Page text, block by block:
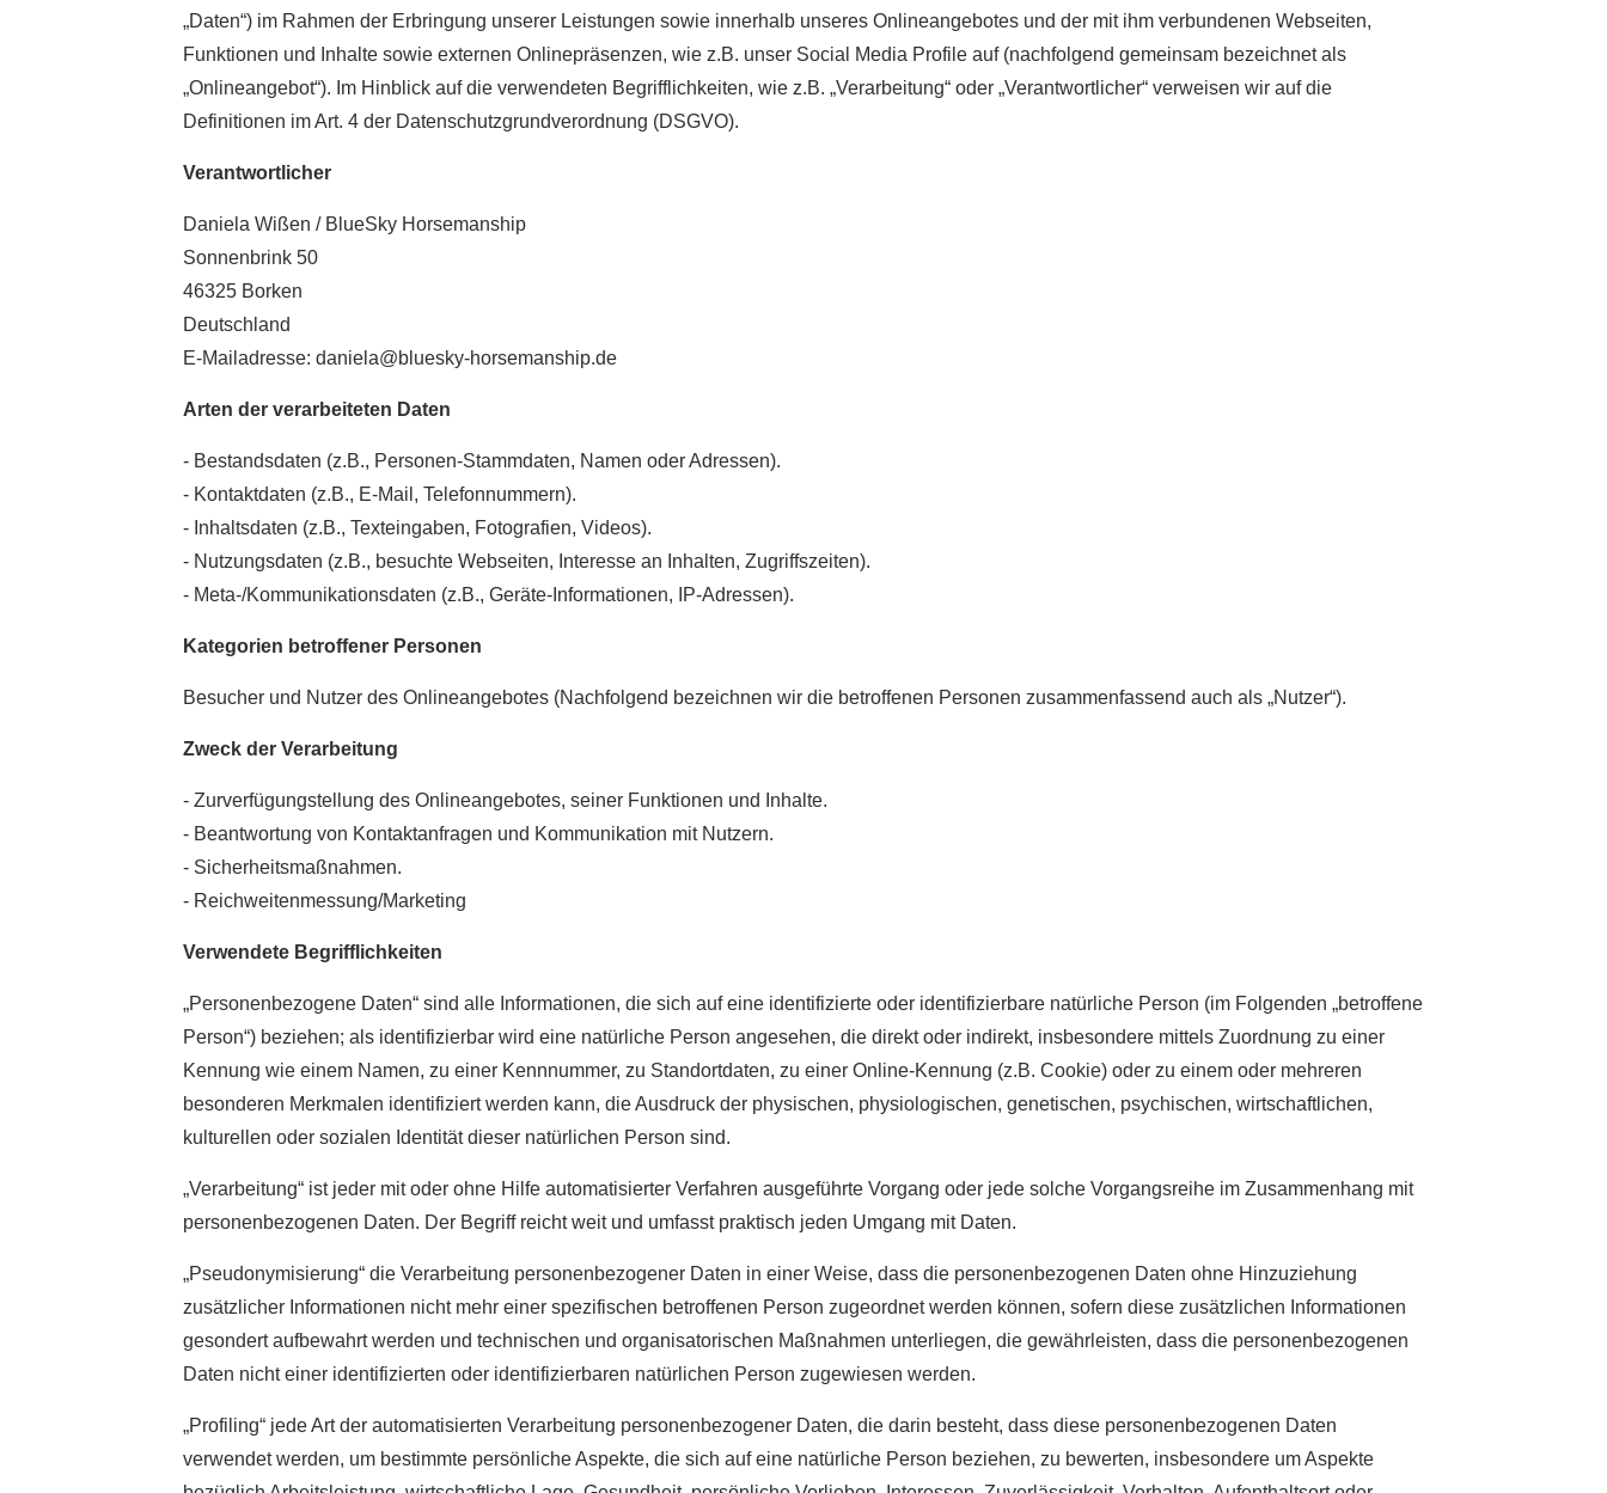
„Daten“) im Rahmen der Erbringung unserer Leistungen sowie innerhalb unseres Onlineangebotes und der mit ihm verbundenen Webseiten,
Funktionen und Inhalte sowie externen Onlinepräsenzen, wie z.B. unser Social Media Profile auf (nachfolgend gemeinsam bezeichnet als
„Onlineangebot“). Im Hinblick auf die verwendeten Begrifflichkeiten, wie z.B. „Verarbeitung“ oder „Verantwortlicher“ verweisen wir auf die
Definitionen im Art. 4 der Datenschutzgrundverordnung (DSGVO).
Verantwortlicher
Daniela Wißen / BlueSky Horsemanship
Sonnenbrink 50
46325 Borken
Deutschland
E-Mailadresse: daniela@bluesky-horsemanship.de
Arten der verarbeiteten Daten
- Bestandsdaten (z.B., Personen-Stammdaten, Namen oder Adressen).
- Kontaktdaten (z.B., E-Mail, Telefonnummern).
- Inhaltsdaten (z.B., Texteingaben, Fotografien, Videos).
- Nutzungsdaten (z.B., besuchte Webseiten, Interesse an Inhalten, Zugriffszeiten).
- Meta-/Kommunikationsdaten (z.B., Geräte-Informationen, IP-Adressen).
Kategorien betroffener Personen
Besucher und Nutzer des Onlineangebotes (Nachfolgend bezeichnen wir die betroffenen Personen zusammenfassend auch als „Nutzer“).
Zweck der Verarbeitung
- Zurverfügungstellung des Onlineangebotes, seiner Funktionen und Inhalte.
- Beantwortung von Kontaktanfragen und Kommunikation mit Nutzern.
- Sicherheitsmaßnahmen.
- Reichweitenmessung/Marketing
Verwendete Begrifflichkeiten
„Personenbezogene Daten“ sind alle Informationen, die sich auf eine identifizierte oder identifizierbare natürliche Person (im Folgenden „betroffene
Person“) beziehen; als identifizierbar wird eine natürliche Person angesehen, die direkt oder indirekt, insbesondere mittels Zuordnung zu einer
Kennung wie einem Namen, zu einer Kennnummer, zu Standortdaten, zu einer Online-Kennung (z.B. Cookie) oder zu einem oder mehreren
besonderen Merkmalen identifiziert werden kann, die Ausdruck der physischen, physiologischen, genetischen, psychischen, wirtschaftlichen,
kulturellen oder sozialen Identität dieser natürlichen Person sind.
„Verarbeitung“ ist jeder mit oder ohne Hilfe automatisierter Verfahren ausgeführte Vorgang oder jede solche Vorgangsreihe im Zusammenhang mit
personenbezogenen Daten. Der Begriff reicht weit und umfasst praktisch jeden Umgang mit Daten.
„Pseudonymisierung“ die Verarbeitung personenbezogener Daten in einer Weise, dass die personenbezogenen Daten ohne Hinzuziehung
zusätzlicher Informationen nicht mehr einer spezifischen betroffenen Person zugeordnet werden können, sofern diese zusätzlichen Informationen
gesondert aufbewahrt werden und technischen und organisatorischen Maßnahmen unterliegen, die gewährleisten, dass die personenbezogenen
Daten nicht einer identifizierten oder identifizierbaren natürlichen Person zugewiesen werden.
„Profiling“ jede Art der automatisierten Verarbeitung personenbezogener Daten, die darin besteht, dass diese personenbezogenen Daten
verwendet werden, um bestimmte persönliche Aspekte, die sich auf eine natürliche Person beziehen, zu bewerten, insbesondere um Aspekte